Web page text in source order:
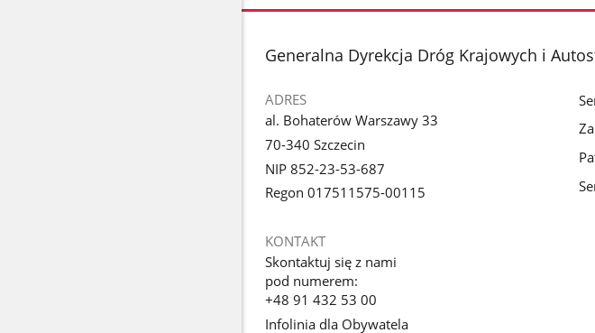
galerii.
galerii.
stopka
Generalna Dyrekcja Dróg Krajowych i
ADRES
al. Bohaterów Warszawy 33
70-340 Szczecin
NIP 852-23-53-687
Regon 017511575-00115
KONTAKT
Skontaktuj się z nami
pod numerem:
+48 91 432 53 00
Infolinia dla Obywatela